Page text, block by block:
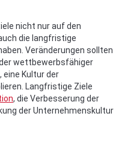
nicht nur auf den
die langfristige
Veränderungen sollten
wettbewerbsfähiger
eine Kultur der
Langfristige Ziele
, die Verbesserung der
der Unternehmenskultur